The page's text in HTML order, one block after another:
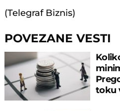
(Telegraf Biznis)
POVEZANE VESTI
toku